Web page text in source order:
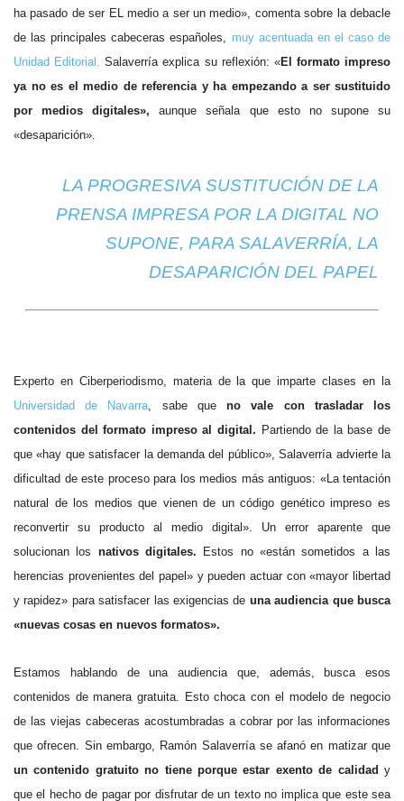
ha pasado de ser EL medio a ser un medio», comenta sobre la debacle
de las principales cabeceras españoles, muy acentuada en el caso de
Unidad Editorial. Salaverría explica su reflexión: «El formato impreso
ya no es el medio de referencia y ha empezando a ser sustituido
por medios digitales»,aunque señala que esto no supone su
«desaparición».
LA PROGRESIVA SUSTITUCIÓN DE LA
PRENSA IMPRESA POR LA DIGITAL NO
SUPONE, PARA SALAVERRÍA, LA
DESAPARICIÓN DEL PAPEL
Experto en Ciberperiodismo, materia de la que imparte clases en la
Universidad de Navarra , sabe queno vale con trasladar los
contenidos del formato impreso al digital. Partiendo de la base de
que «hay que satisfacer la demanda del público», Salaverría advierte la
dificultad de este proceso para los medios más antiguos: «La tentación
natural de los medios que vienen de un código genético impreso es
reconvertir su producto al medio digital».
Un error aparente que
solucionan los nativos digitales. Estos no «están sometidos a las
herencias provenientes del papel» y pueden actuar con «mayor libertad
y rapidez» para satisfacer las exigencias de una audiencia que busca
«nuevas cosas en nuevos formatos».
Estamos hablando de una audiencia que, además, busca esos
contenidos de manera gratuita. Esto choca con el modelo de negocio
de las viejas cabeceras acostumbradas a cobrar por las informaciones
que ofrecen. Sin embargo, Ramón Salaverría se afanó en matizar que
un contenido gratuito no tiene porque estar exento de calidad y
que el hecho de pagar por disfrutar de un texto no implica que este sea